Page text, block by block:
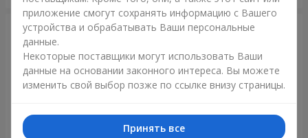
приложение смогут сохранять информацию с Вашего
устройства и обрабатывать Ваши персональные
данные.
Некоторые поставщики могут использовать Ваши
данные на основании законного интереса. Вы можете
изменить свой выбор позже по ссылке внизу страницы.
Принять все